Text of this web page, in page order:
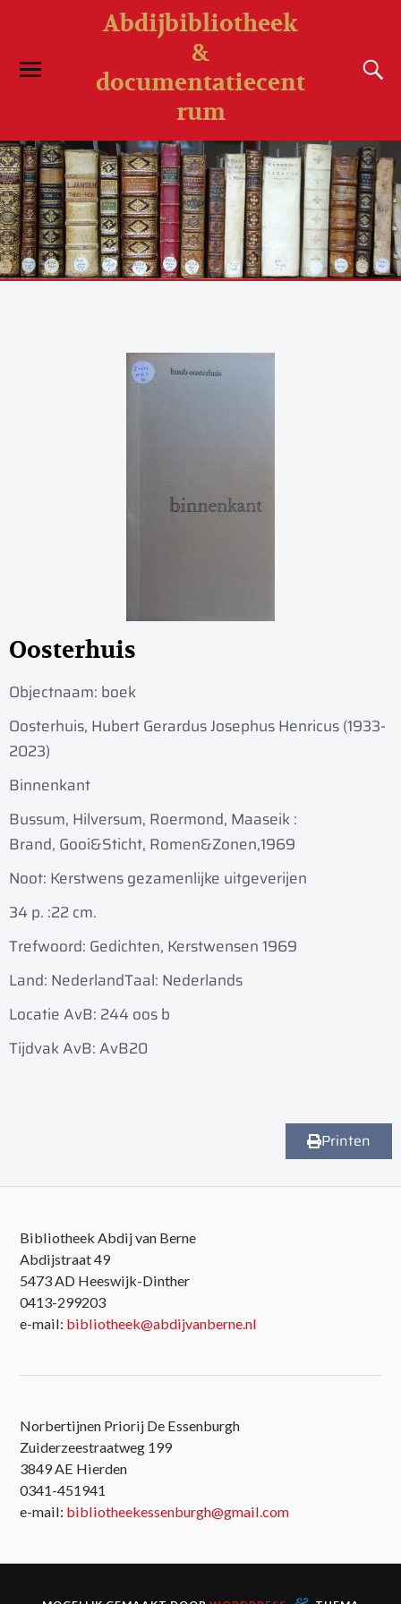
Abdijbibliotheek
&
documentatiecent
rum
Oosterhuis
Objectnaam: boek
Oosterhuis, Hubert Gerardus Josephus Henricus (1933-
2023)
Binnenkant
Bussum, Hilversum, Roermond, Maaseik :
Brand, Gooi&Sticht, Romen&Zonen,1969
Noot: Kerstwens gezamenlijke uitgeverijen
34 p. :22 cm.
Trefwoord: Gedichten, Kerstwensen 1969
Land: NederlandTaal: Nederlands
Locatie AvB: 244 oos b
Tijdvak AvB: AvB20
Printen
Bibliotheek Abdij van Berne
Abdijstraat 49
5473 AD Heeswijk-Dinther
0413-299203
e-mail: bibliotheek@abdijvanberne.nl
Norbertijnen Priorij De Essenburgh
Zuiderzeestraatweg 199
3849 AE Hierden
0341-451941
e-mail: bibliotheekessenburgh@gmail.com